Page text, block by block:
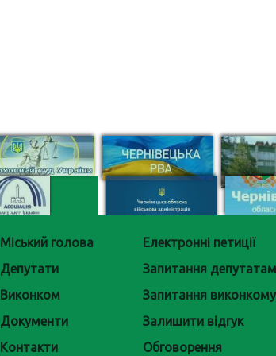
Міський голова
Депутати
Виконком
Документи
Контакти
Електронні петиції
Запитання депутатам
Запитання виконкому
Залишити відгук
Обговорення